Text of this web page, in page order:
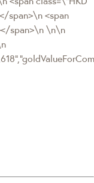
span>\n <span
span>\n \n\n